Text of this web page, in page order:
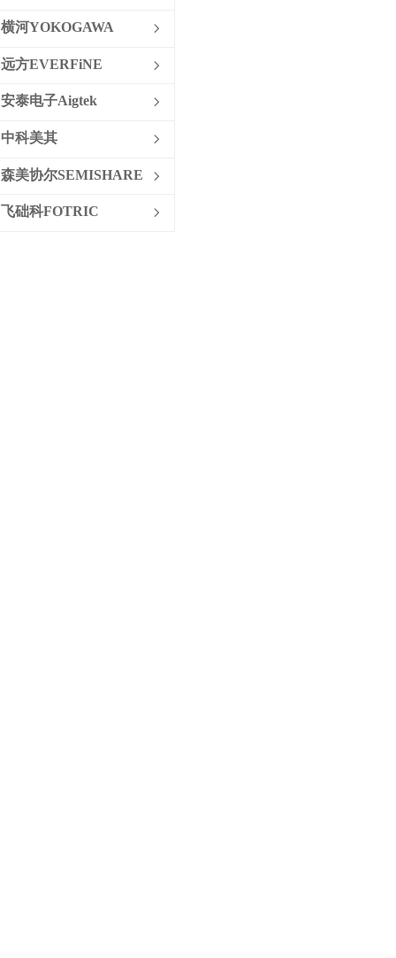
ꁇ
横河YOKOGAWA
ꁇ
远方EVERFiNE
ꁇ
安泰电子Aigtek
ꁇ
中科美其
ꁇ
森美协尔SEMISHARE
ꁇ
飞础科FOTRIC